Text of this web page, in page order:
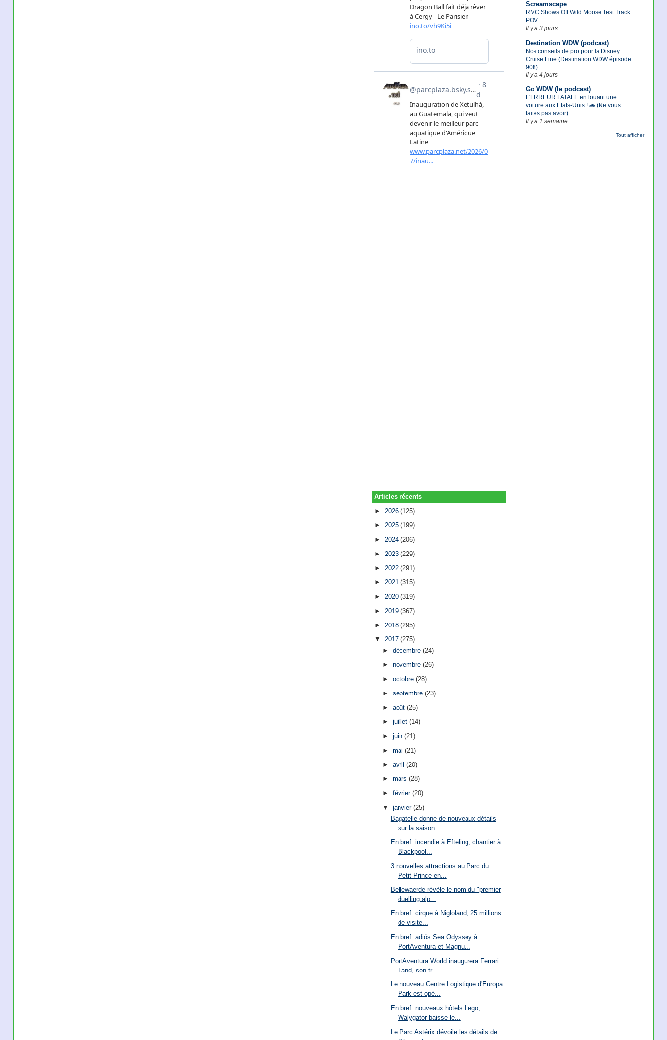
Screamscape
RMC Shows Off Wild Moose Test Track
POV
Il y a 3 jours
Destination WDW (podcast)
Nos conseils de pro pour la Disney
Cruise Line (Destination WDW épisode
908)
Il y a 4 jours
Go WDW (le podcast)
L'ERREUR FATALE en louant une
voiture aux Etats-Unis ! 🚗 (Ne vous
faites pas avoir)
Il y a 1 semaine
Tout afficher
Articles récents
► 2026(125)
►2025(199)
►2024(206)
► 2023(229)
► 2022(291)
►2021(315)
►2020(319)
► 2019(367)
► 2018(295)
▼2017(275)
► décembre (24)
► novembre (26)
► octobre (28)
► septembre (23)
► août (25)
► juillet (14)
► juin (21)
► mai (21)
► avril (20)
► mars (28)
► février (20)
▼ janvier (25)
Bagatelle donne de nouveaux détails
sur la saison ...
En bref: incendie à Efteling, chantier à
Blackpool...
3 nouvelles attractions au Parc du
Petit Prince en...
Bellewaerde révèle le nom du "premier
duelling alp...
En bref: cirque à Nigloland, 25 millions
de visite...
En bref: adiós Sea Odyssey à
PortAventura et Magnu...
PortAventura World inaugurera Ferrari
Land, son tr...
Le nouveau Centre Logistique d'Europa
Park est opé...
En bref: nouveaux hôtels Lego,
Walygator baisse le...
Le Parc Astérix dévoile les détails de